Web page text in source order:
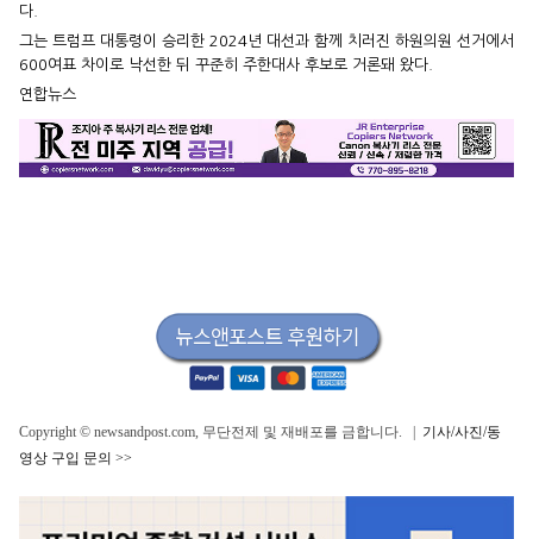
다.
그는 트럼프 대통령이 승리한 2024년 대선과 함께 치러진 하원의원 선거에서
600여표 차이로 낙선한 뒤 꾸준히 주한대사 후보로 거론돼 왔다.
연합뉴스
Copyright © newsandpost.com, 무단전제 및 재배포를 금합니다. | 기사/사진/동
영상 구입 문의 >>